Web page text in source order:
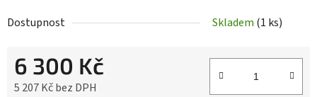
Dostupnost Skladem (1 ks)
6 300 Kč
5 207 Kč bez DPH